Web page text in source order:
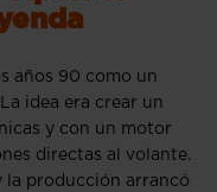
años 90 como un
idea era crear un
y con un motor
directas al volante.
la producción arrancó